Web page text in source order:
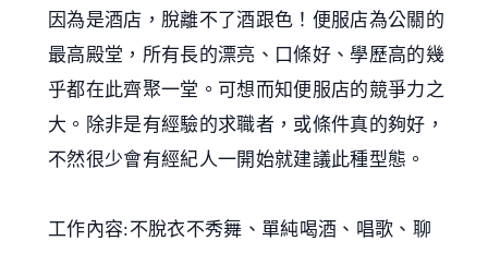
因為是酒店，脫離不了酒跟色！便服店為公關的
最高殿堂，所有長的漂亮、口條好、學歷高的幾
乎都在此齊聚一堂。可想而知便服店的競爭力之
大。除非是有經驗的求職者，或條件真的夠好，
不然很少會有經紀人一開始就建議此種型態。
工作內容:不脫衣不秀舞、單純喝酒、唱歌、聊